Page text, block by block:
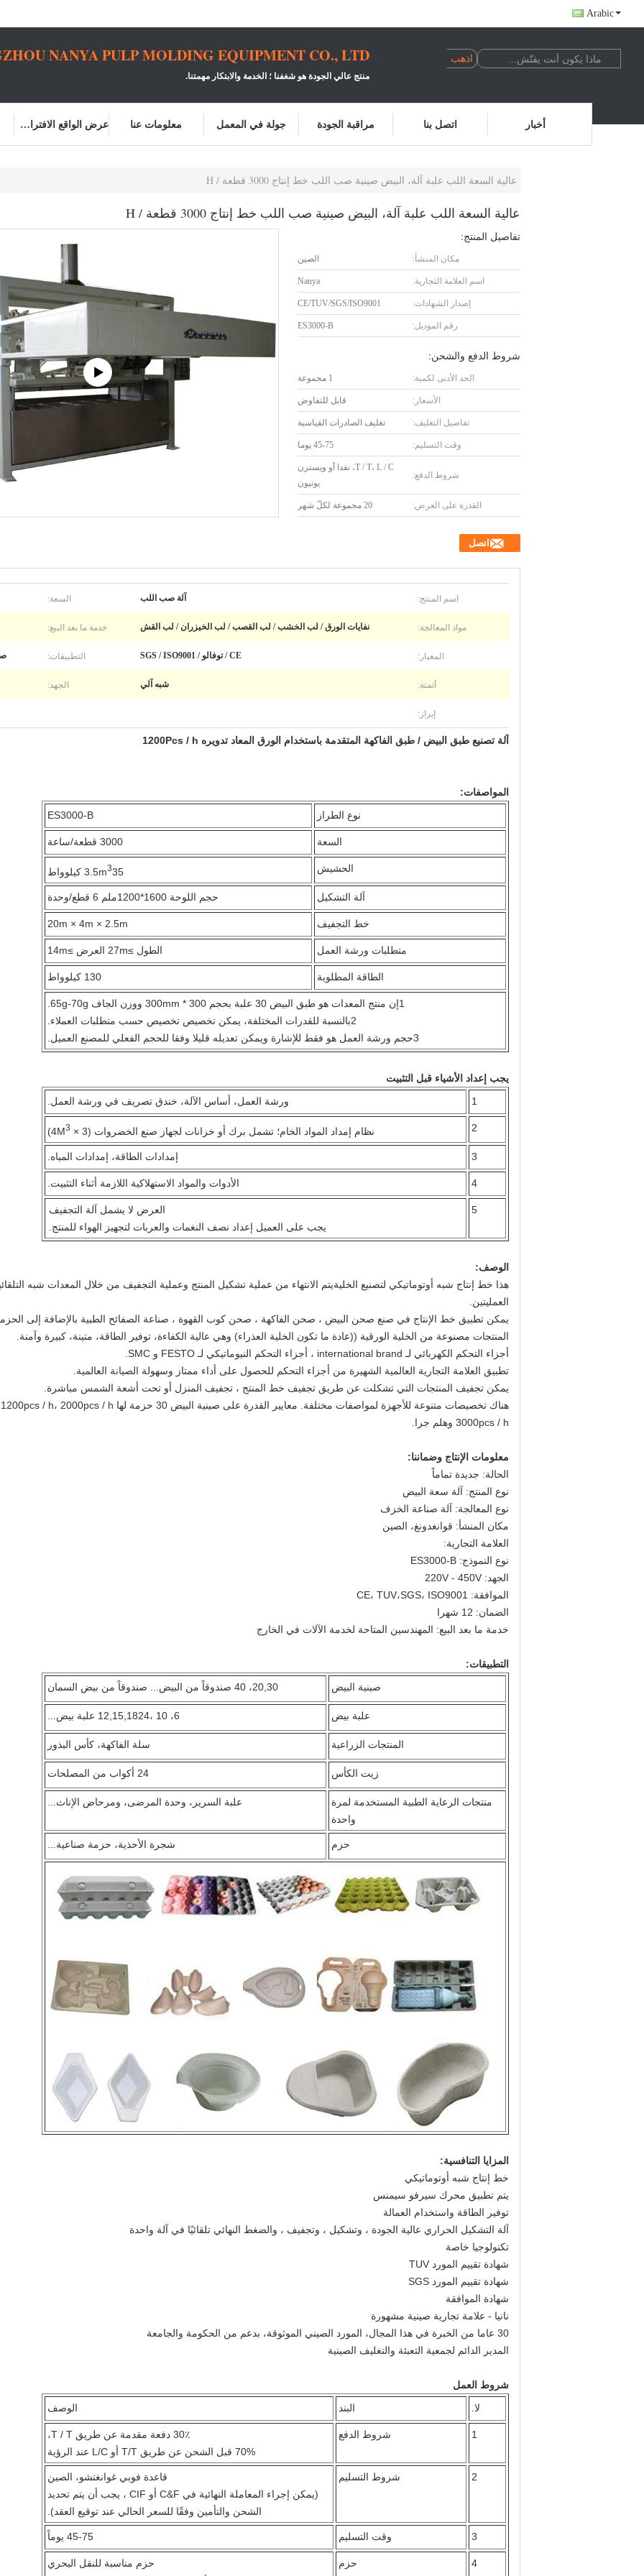
Arabic
NANYA PULP MOLDING EQUIPMENT CO., LTD.
منتج عالي الجودة هو شغفنا ؛ الخدمة والابتكار مهمتنا.
عرض الواقع الافتراضي معلومات عنا جولة في المعمل مراقبة الجودة اتصل بنا أخبار
عالية السعة اللب علبة آلة، البيض صينية صب اللب خط إنتاج 3000 قطعة / H
عالية السعة اللب علبة آلة، البيض صينية صب اللب خط إنتاج 3000 قطعة / H
تفاصيل المنتج:
مكان المنشأ: الصين
اسم العلامة التجارية: Nanya
إصدار الشهادات: CE/TUV/SGS/ISO9001
رقم الموديل: ES3000-B
شروط الدفع والشحن:
الحد الأدنى لكمية: 1 مجموعة
الأسعار: قابل للتفاوض
تفاصيل التغليف: تغليف الصادرات القياسية
وقت التسليم: 45-75 يوما
شروط الدفع:
T / T، L / C، نقدا أو ويسترن
يونيون
القدرة على العرض: 20 مجموعة لكلّ شهر
اتصل
اسم المنتج: آلة صب اللب السعة:
مواد المعالجة: نفايات الورق / لب الخشب / لب القصب / لب الخيزران / لب القش خدمة ما بعد البيع:
المعيار: CE / توفالو / SGS / ISO9001 التطبيقات:
أتمتة: شبه آلي الجهد:
إبراز:
آلة تصنيع طبق البيض / طبق الفاكهة المتقدمة باستخدام الورق المعاد تدويره 1200Pcs / h
المواصفات:
نوع الطراز
ES3000-B
السعة 3000 قطعة/ساعة
الحشيش 3.5m335 كيلوواط
آلة التشكيل حجم اللوحة 1600*1200ملم 6 قطع/وحدة
خط التجفيف 20m × 4m × 2.5m
متطلبات ورشة العمل الطول ≥27m العرض ≥14m
الطاقة المطلوبة 130 كيلوواط
1إن منتج المعدات هو طبق البيض 30 علبة بحجم 300 * 300mm ووزن الجاف 65g-70g.
2بالنسبة للقدرات المختلفة، يمكن تخصيص تخصيص حسب متطلبات العملاء.
3حجم ورشة العمل هو فقط للإشارة ويمكن تعديله قليلا وفقا للحجم الفعلي للمصنع العميل.
يجب إعداد الأشياء قبل التثبيت
1
ورشة العمل، أساس الآلة، خندق تصريف في ورشة العمل.
2 نظام إمداد المواد الخام؛ تشمل برك أو خزانات لجهاز صنع الخضروات (3 × 4M 3
)
3 إمدادات الطاقة، إمدادات المياه.
4 الأدوات والمواد الاستهلاكية اللازمة أثناء التثبيت.
5
العرض لا يشمل آلة التجفيف
يجب على العميل إعداد نصف النغمات والعربات لتجهيز الهواء للمنتج.
الوصف:
هذا خط إنتاج شبه أوتوماتيكي لتصنيع الخليةيتم الانتهاء من عملية تشكيل المنتج وعملية التجفيف من خلال المعدات شبه
العمليتين.
يمكن تطبيق خط الإنتاج في صنع صحن البيض ، صحن الفاكهة ، صحن كوب القهوة ، صناعة الصفائح الطبية بالإضافة إلى الحزمة
المنتجات مصنوعة من الخلية الورقية ((عادة ما تكون الخلية العذراء) وهي عالية الكفاءة، توفير الطاقة، متينة، كبيرة وآمنة.
أجزاء التحكم الكهربائي لـ international brand ، أجزاء التحكم النيوماتيكي لـ FESTO و SMC.
تطبيق العلامة التجارية العالمية الشهيرة من أجزاء التحكم للحصول على أداء ممتاز وسهولة الصيانة العالمية.
يمكن تجفيف المنتجات التي تشكلت عن طريق تجفيف خط المنتج ، تجفيف المنزل أو تحت أشعة الشمس مباشرة.
3000pcs / h وهلم جرا.
معلومات الإنتاج وضماننا:
الحالة: جديدة تماماً
نوع المنتج: آلة سعة البيض
نوع المعالجة: آلة صناعة الخزف
مكان المنشأ: قوانغدونغ، الصين
العلامة التجارية:
نوع النموذج: ES3000-B
الجهد: 220V - 450V
الموافقة: CE، TUV،SGS، ISO9001
الضمان: 12 شهرا
خدمة ما بعد البيع: المهندسين المتاحة لخدمة الآلات في الخارج
التطبيقات:
صينية البيض
20,30، 40 صندوقاً من البيض... صندوقاً من بيض السمان
علبة بيض 6، 10 ،12,15,1824 علبة بيض...
المنتجات الزراعية سلة الفاكهة، كأس البذور
زيت الكأس 24 أكواب من المصلحات
منتجات الرعاية الطبية المستخدمة لمرة
واحدة
علبة السرير، وحدة المرضى، ومرحاض الإناث...
حزم شجرة الأحذية، حزمة صناعية...
المزايا التنافسية:
خط إنتاج شبه أوتوماتيكي
يتم تطبيق محرك سيرفو سيمنس
توفير الطاقة واستخدام العمالة
آلة التشكيل الحراري عالية الجودة ، وتشكيل ، وتجفيف ، والضغط النهائي تلقائيًا في آلة واحدة
تكنولوجيا خاصة
شهادة تقييم المورد TUV
شهادة تقييم المورد SGS
شهادة الموافقة
نانيا - علامة تجارية صينية مشهورة
30 عاما من الخبرة في هذا المجال، المورد الصيني الموثوقة، بدعم من الحكومة والجامعة
المدير الدائم لجمعية التعبئة والتغليف الصينية
شروط العمل
لا.
البند الوصف
1 شروط الدفع
30٪ دفعة مقدمة عن طريق T / T،
70% قبل الشحن عن طريق T/T أو L/C عند الرؤية
2 شروط التسليم
قاعدة فوبي غوانغتشو، الصين
(يمكن إجراء المعاملة النهائية في C&F أو CIF ، يجب أن يتم تحديد
الشحن والتأمين وفقًا للسعر الحالي عند توقيع العقد).
3 وقت التسليم 45-75 يوماً
4 حزم
حزم مناسبة للنقل البحري